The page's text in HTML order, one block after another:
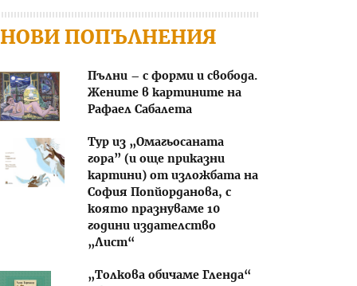
НОВИ ПОПЪЛНЕНИЯ
Пълни – с форми и свобода.
Жените в картините на
Рафаел Сабалета
Тур из „Омагьосаната
гора” (и още приказни
картини) от изложбата на
София Попйорданова, с
която празнуваме 10
години издателство
„Лист“
„Толкова обичаме Гленда“